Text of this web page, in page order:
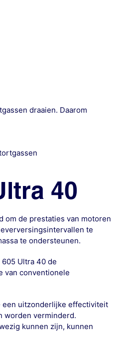
draaien. Daarom
40
om de prestaties van motoren
te
te ondersteunen.
Ultra 40 de
van conventionele
een uitzonderlijke effectiviteit
worden verminderd.
kunnen zijn, kunnen